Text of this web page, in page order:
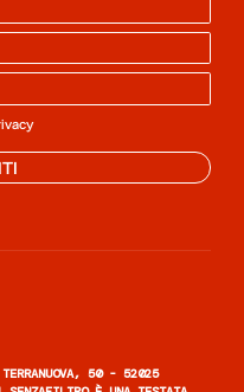
50 - 52025